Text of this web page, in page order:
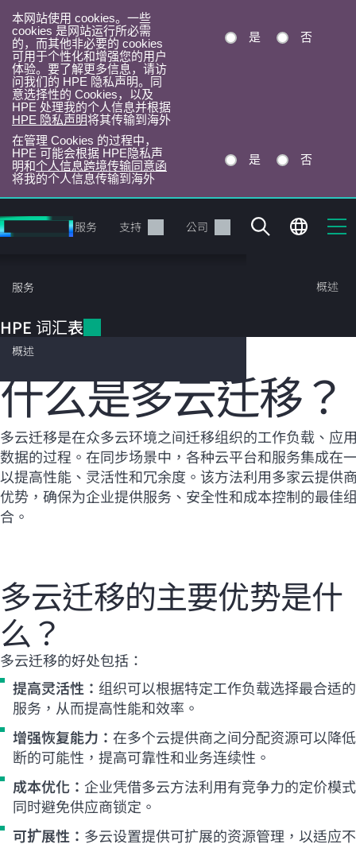
本网站使用 cookies。一些
cookies 是网站运行所必需
的，而其他非必要的 cookies
可用于个性化和增强您的用户
体验。要了解更多信息，请访
问我们的 HPE 隐私声明。同
意选择性的 Cookies，以及
HPE 处理我的个人信息并根据
HPE 隐私声明将其传输到海外
是 否
在管理 Cookies 的过程中，
HPE 可能会根据 HPE隐私声
明和个人信息跨境传输同意函
将我的个人信息传输到海外
是 否
转
到
目
录
服务 支持 公司
服务
您的购物车目前是空的
前往 HPE 商店浏览、配置和订购。
HPE 词汇表 概述
概述
HPE 词汇表
多云迁移
什么是多云迁移？
多云迁移是在众多云环境之间迁移组织的工作负载、应
数据的过程。在同步场景中，各种云平台和服务集成在
以提高性能、灵活性和冗余度。该方法利用多家云提供
优势，确保为企业提供服务、安全性和成本控制的最佳
合。
多云迁移的主要优势是什
么？
多云迁移的好处包括：
提高灵活性： 组织可以根据特定工作负载选择最合适
服务，从而提高性能和效率。
增强恢复能力： 在多个云提供商之间分配资源可以降
断的可能性，提高可靠性和业务连续性。
成本优化： 企业凭借多云方法利用有竞争力的定价模
同时避免供应商锁定。
可扩展性： 多云设置提供可扩展的资源管理，以适应